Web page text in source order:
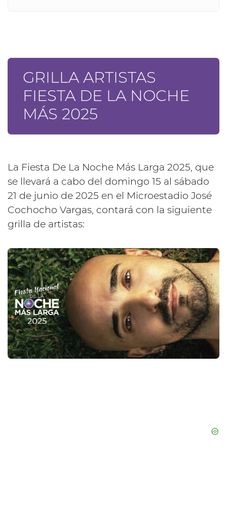
GRILLA ARTISTAS
FIESTA DE LA NOCHE
MÁS 2025
La Fiesta De La Noche Más Larga 2025, que
se llevará a cabo del domingo 15 al sábado
21 de junio de 2025 en el Microestadio José
Cochocho Vargas, contará con la siguiente
grilla de artistas: